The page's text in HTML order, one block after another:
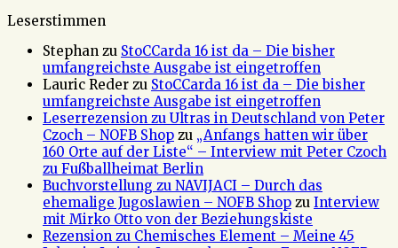
Leserstimmen
Stephan zu StoCCarda 16 ist da – Die bisher
umfangreichste Ausgabe ist eingetroffen
Lauric Reder zu StoCCarda 16 ist da – Die bisher
umfangreichste Ausgabe ist eingetroffen
Leserrezension zu Ultras in Deutschland von Peter
Czoch – NOFB Shop zu „Anfangs hatten wir über
160 Orte auf der Liste“ – Interview mit Peter Czoch
zu Fußballheimat Berlin
Buchvorstellung zu NAVIJACI – Durch das
ehemalige Jugoslawien – NOFB Shop zu Interview
mit Mirko Otto von der Beziehungskiste
Rezension zu Chemisches Element – Meine 45